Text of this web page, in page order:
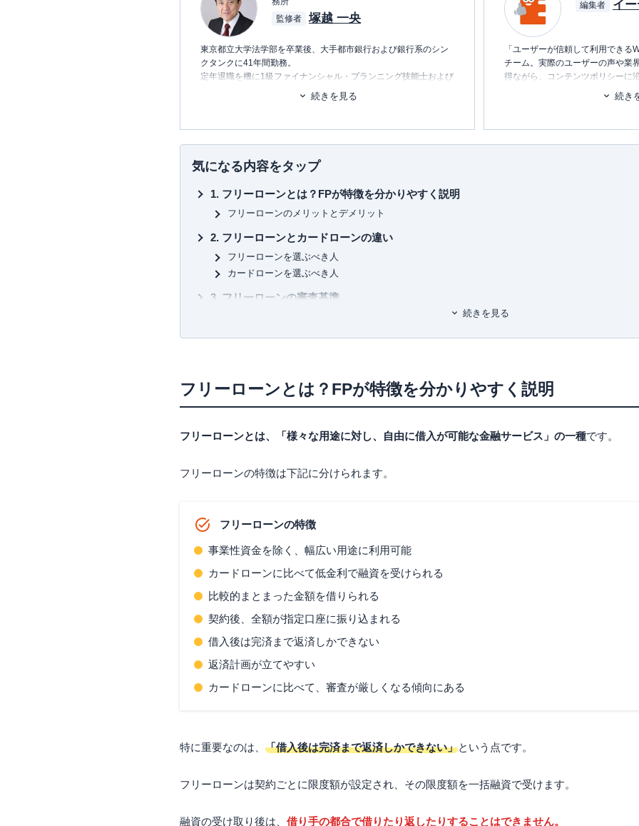
監修者
塚越 一央
東京都立大学法学部を卒業後、大手都市銀行および銀行系のシン
クタンクに41年間勤務。
定年退職を機に1級ファイナンシャル・プランニング技能士および
社会保険労務士のダブルライセンスで「塚越FP社労士事務所」を
続のセミナー講師および相談員を務める。
また、外部メディアへの記事執筆や監修、コンサルティング業務
を手掛ける。
す」
続きを見る
編集者
イ
「ユーザーが信頼して利用でき
チーム。実際のユーザーの声や業
得ながら、コンテンツポリシーに
ます。暮らしに関するトピックを
消し、最適な選択を支援するため
■書籍
初心者でもわかる！お金に関する
続き
気になる内容をタップ
フリーローンとは？FPが特徴を分かりやすく説明
フリーローンのメリットとデメリット
フリーローンとカードローンの違い
フリーローンを選ぶべき人
カードローンを選ぶべき人
フリーローンの審査基準
フリーローンを使うときの注意点
りそな銀行フリーローン（無担保型）
ドコモSMTBネット銀行フリーローン
京葉銀行フリーローン
東京スター銀行フリーローン
東邦銀行フリーローン
大分銀行フリーローン
おすすめの低金利カードローン
フリーローンに関するよくある質問
Q.フリーローンは何回まで借りられますか？
Q.年収300万でフリーローンの限度額はいくらですか？
Q.フリーローンは何回払いですか？
まとめ
続きを見る
フリーローンとは？FPが特徴を分かりやすく説明
フリーローンとは、「様々な用途に対し、自由に借入が可能な金融サービス」の一種です。
フリーローンの特徴は下記に分けられます。
フリーローンの特徴
事業性資金を除く、幅広い用途に利用可能
カードローンに比べて低金利で融資を受けられる
比較的まとまった金額を借りられる
契約後、全額が指定口座に振り込まれる
借入後は完済まで返済しかできない
返済計画が立てやすい
カードローンに比べて、審査が厳しくなる傾向にある
特に重要なのは、 「借入後は完済まで返済しかできない」という点です。
フリーローンは契約ごとに限度額が設定され、その限度額を一括融資で受けます。
融資の受け取り後は、 借り手の都合で借りたり返したりすることはできません。